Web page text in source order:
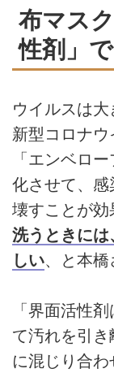
布マス
性剤」
ウイルスは大
新型コロナ
「エンベロ
化させて、感
壊すことが効
洗うときに
しい、と本橋
「界面活性
て汚れを引
に混じり合